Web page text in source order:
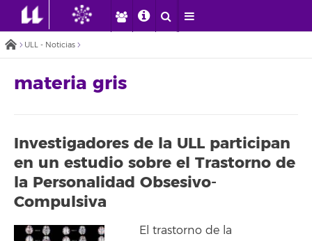
ULL - Noticias
materia gris
Investigadores de la ULL participan
en un estudio sobre el Trastorno de
la Personalidad Obsesivo-
Compulsiva
El trastorno de la